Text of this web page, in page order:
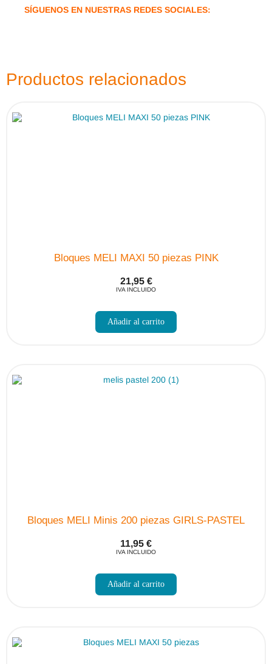
SÍGUENOS EN NUESTRAS REDES SOCIALES:
Productos relacionados
Bloques MELI MAXI 50 piezas PINK
21,95 €
IVA INCLUIDO
Añadir al carrito
Bloques MELI Minis 200 piezas GIRLS-PASTEL
11,95 €
IVA INCLUIDO
Añadir al carrito